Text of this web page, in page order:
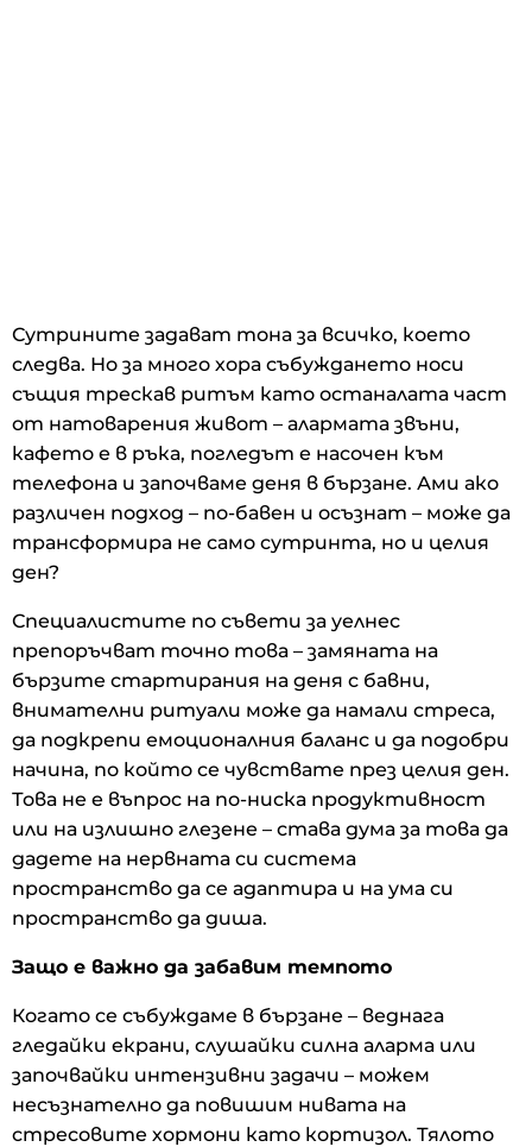
Сутрините задават тона за всичко, което
следва. Но за много хора събуждането носи
същия трескав ритъм като останалата част
от натоварения живот – алармата звъни,
кафето е в ръка, погледът е насочен към
телефона и започваме деня в бързане. Ами ако
различен подход – по-бавен и осъзнат – може да
трансформира не само сутринта, но и целия
ден?
Специалистите по съвети за уелнес
препоръчват точно това – замяната на
бързите стартирания на деня с бавни,
внимателни ритуали може да намали стреса,
да подкрепи емоционалния баланс и да подобри
начина, по който се чувствате през целия ден.
Това не е въпрос на по-ниска продуктивност
или на излишно глезене – става дума за това да
дадете на нервната си система
пространство да се адаптира и на ума си
пространство да диша.
Защо е важно да забавим темпото
Когато се събуждаме в бързане – веднага
гледайки екрани, слушайки силна аларма или
започвайки интензивни задачи – можем
несъзнателно да повишим нивата на
стресовите хормони като кортизол. Тялото